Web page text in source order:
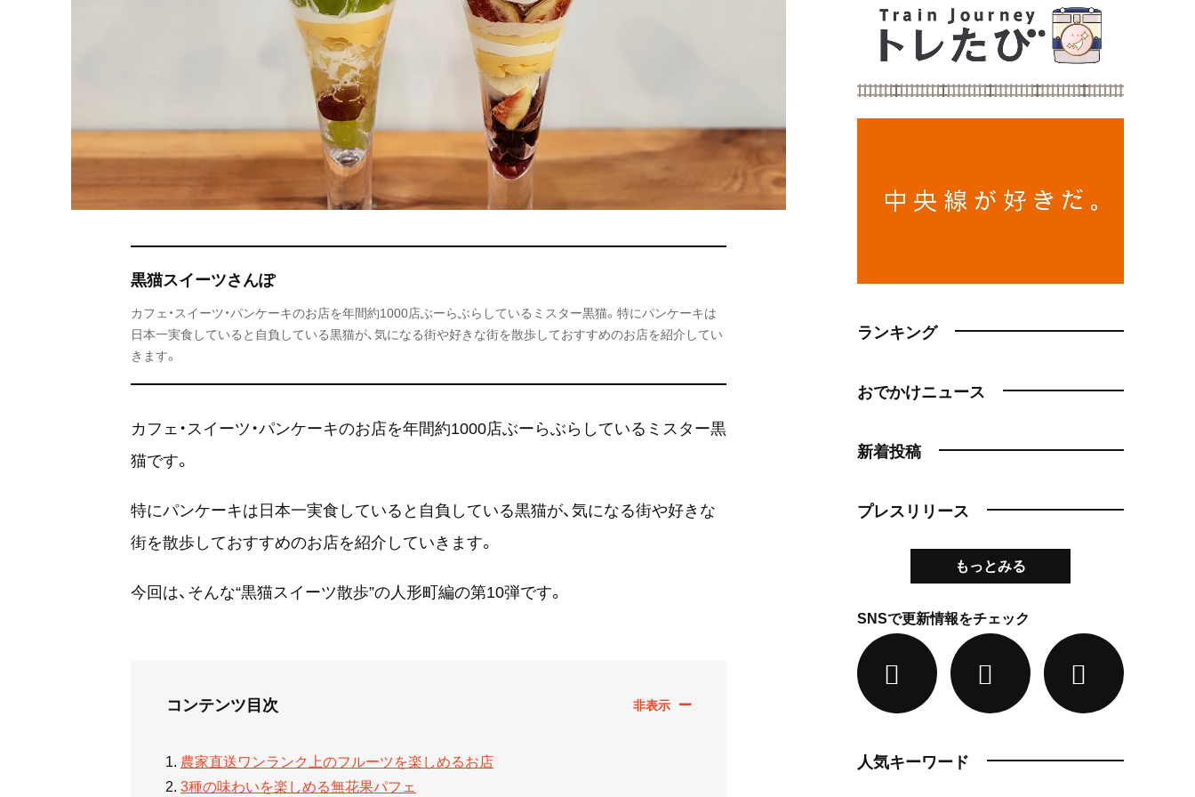
黒猫スイーツさんぽ
カフェ・スイーツ・パンケーキのお店を年間約1000店ぶーらぶらしているミスター黒猫。特にパンケーキは
日本一実食していると自負している黒猫が、気になる街や好きな街を散歩しておすすめのお店を紹介してい
きます。
カフェ・スイーツ・パンケーキのお店を年間約1000店ぶーらぶらしているミスター黒
猫です。
特にパンケーキは日本一実食していると自負している黒猫が、気になる街や好きな
街を散歩しておすすめのお店を紹介していきます。
今回は、そんな“黒猫スイーツ散歩”の人形町編の第10弾です。
コンテンツ目次
農家直送ワンランク上のフルーツを楽しめるお店
3種の味わいを楽しめる無花果パフェ
ランキング
おでかけニュース
新着投稿
プレスリリース
もっとみる
SNSで更新情報をチェック
人気キーワード